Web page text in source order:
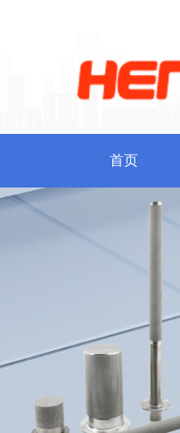
首页